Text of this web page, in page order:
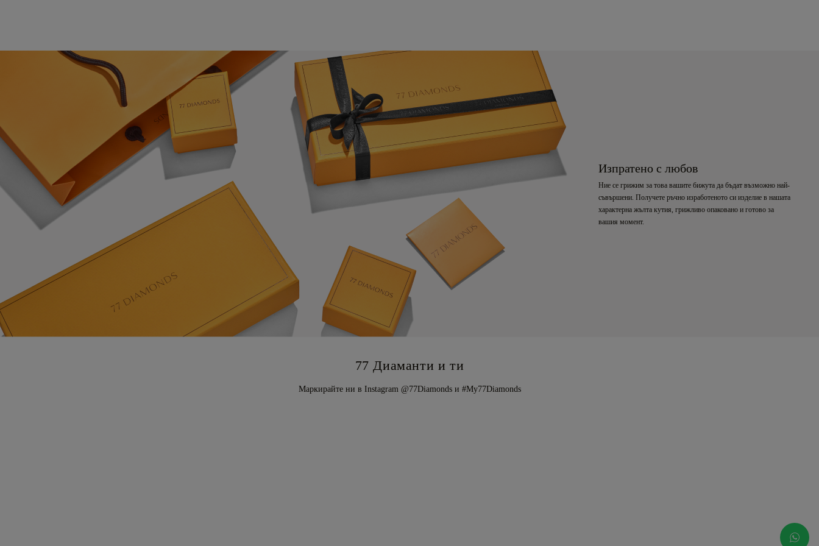
Изпратено с любов
Ние се грижим за това вашите бижута да бъдат възможно най-
съвършени. Получете ръчно изработеното си изделие в нашата
характерна жълта кутия, грижливо опаковано и готово за
вашия момент.
77 Диаманти и ти
Маркирайте ни в Instagram @77Diamonds и #My77Diamonds